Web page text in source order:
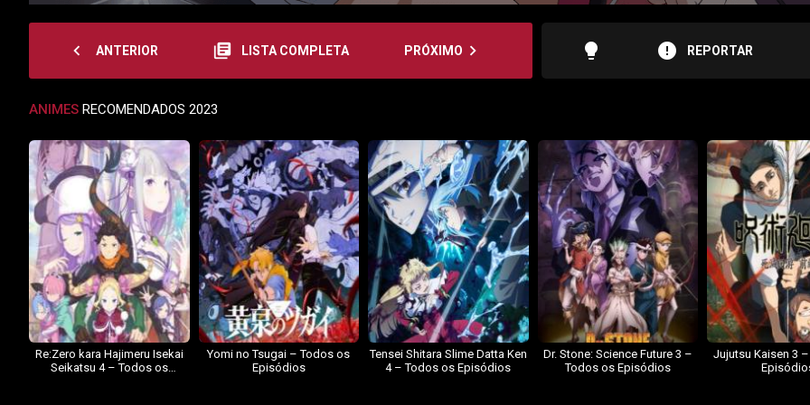
navigate_before ANTERIOR library_books LISTA COMPLETA PRÓXIMO navigate_next lightbulb error REPORTAR
ANIMES RECOMENDADOS 2023
Re:Zero kara Hajimeru Isekai
Seikatsu 4 – Todos os
Yomi no Tsugai – Todos os
Episódios
Tensei Shitara Slime Datta Ken
4 – Todos os Episódios
Dr. Stone: Science Future 3 –
Todos os Episódios
Jujutsu Kaisen 3